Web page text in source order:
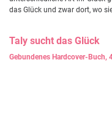
das Glück und zwar dort, wo
Taly sucht das Glück
Gebundenes Hardcover-Buch,